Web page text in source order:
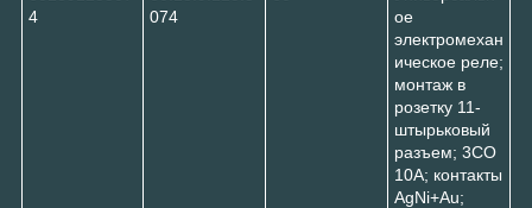
4
074
ое
электромехан
ическое реле;
монтаж в
розетку 11-
штырьковый
разъем; 3CO
10A; контакты
AgNi+Au;